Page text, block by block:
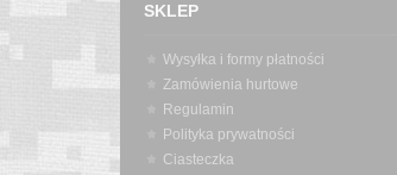
SKLEP
Wysyłka i formy płatności
Zamówienia hurtowe
Regulamin
Polityka prywatności
Ciasteczka